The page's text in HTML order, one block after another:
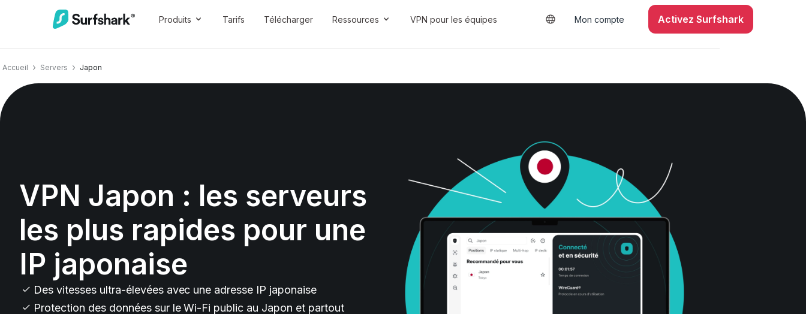
Produits Tarifs Télécharger Ressources VPN pour les équipes Mon compte Activez Surfshark
Accueil Servers Japon
VPN Japon : les serveurs
les plus rapides pour une
IP japonaise
Des vitesses ultra-élevées avec une adresse IP japonaise
Protection des données sur le Wi-Fi public au Japon et partout